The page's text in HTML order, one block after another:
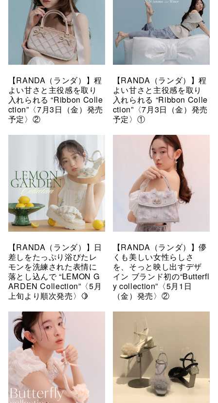
【RANDA（ランダ）】程
よい甘さと主役感を取り
入れられる “Ribbon Colle
ction”〈7月3日（金）発売
予定〉②
【RANDA（ランダ）】程
よい甘さと主役感を取り
入れられる “Ribbon Colle
ction”〈7月3日（金）発売
予定〉①
【RANDA（ランダ）】日
差しをたっぷり浴びたレ
モンを洗練された表情に
落とし込んで “LEMON G
ARDEN Collection”〈5月
上旬より順次発売〉🍋
【RANDA（ランダ）】儚
くも美しい女性らしさ
を、そっと映し出すデザ
イン ブランド初の“Butterfl
y collection”〈5月1日
（金）発売〉②